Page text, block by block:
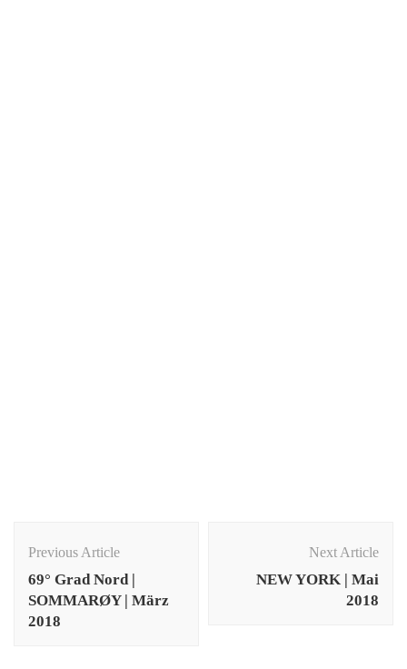
Navigation
Previous Article
69° Grad Nord |
SOMMARØY | März
2018
Next Article
NEW YORK | Mai
2018